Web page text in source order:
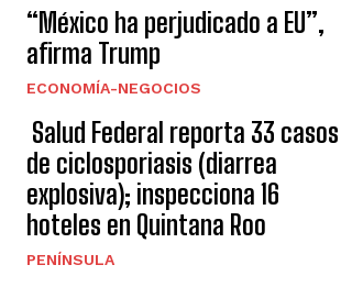
“México ha perjudicado a EU”,
afirma Trump
ECONOMÍA-NEGOCIOS
Salud Federal reporta 33 casos
de ciclosporiasis (diarrea
explosiva); inspecciona 16
hoteles en Quintana Roo
PENÍNSULA